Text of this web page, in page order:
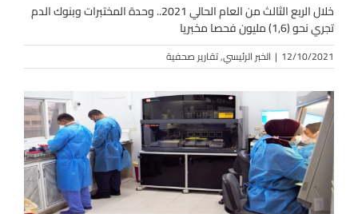
خلال الربع الثالث من العام الحالي 2021.. وحدة المختبرات وبنوك الدم
تجري نحو (1,6) مليون فحصا مخبريا
12/10/2021
| الخبر الرئيسي,تقارير صحفية